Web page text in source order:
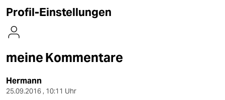
kultur
sport
Profil-Einstellungen
meine Kommentare
Hermann
25.09.2016 , 10:11 Uhr